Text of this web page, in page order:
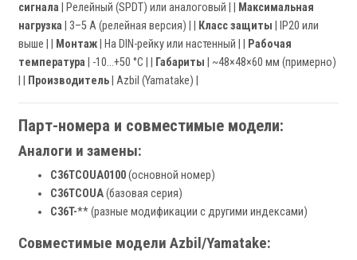
сигнала | Релейный (SPDT) или аналоговый | |
Максимальная
нагрузка | 3–5 А (релейная версия) | | Класс защиты | IP20 или
выше | |
Монтаж | На DIN-рейку или настенный | |
Рабочая
температура | -10...+50 °C | | Габариты | ~48×48×60 мм (примерно)
Производитель | Azbil (Yamatake) |
Парт-номера и совместимые модели:
Аналоги и замены:
C36TCOUA0100(основной номер)
C36TCOUA(базовая серия)
C36T-** (разные модификации с другими индексами)
Совместимые модели Azbil/Yamatake: